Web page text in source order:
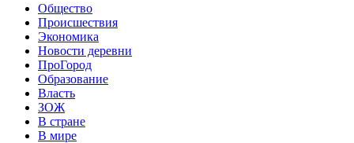
Общество
Происшествия
Экономика
Новости деревни
ПроГород
Образование
Власть
ЗОЖ
В стране
В мире